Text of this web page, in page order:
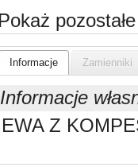
Pokaż pozostałe
Informacje Zamienniki
Informacje
EWA Z